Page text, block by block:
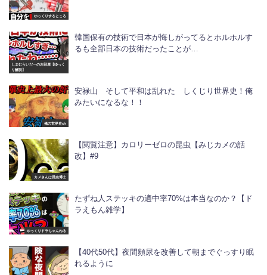
ゆっくりするところ
しまむらいだーのお部屋【ゆっく
り解説】
韓国保有の技術で日本が悔しがってるとホルホルす
るも全部日本の技術だったことが…
俺の世界史ch
安禄山 そして平和は乱れた しくじり世界史！俺
みたいになるな！！
カメさんは昆虫博士
【閲覧注意】カロリーゼロの昆虫【みじカメの話
改】#9
ゆっくりドラちゃんねる
たずね人ステッキの適中率70%は本当なのか？【ド
ラえもん雑学】
【40代50代】夜間頻尿を改善して朝までぐっすり眠
れるように